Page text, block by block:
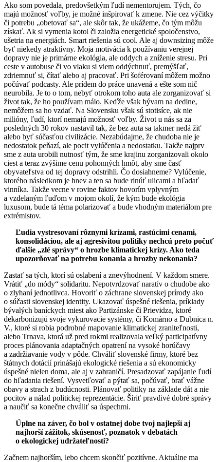
Ako som povedala, predovšetkým ľudí nementorujem. Tých, čo
majú možnosť voľby, je možné inšpirovať k zmene. Nie cez výčitky
či potrebu „obetovať sa“, ale skôr tak, že ukážeme, čo tým môžu
získať. Ak si vymenia kotol či založia energetické spoločenstvo,
ušetria na energiách. Smart riešenia sú cool. Ale aj downsizing môže
byť niekedy atraktívny. Moja motivácia k používaniu verejnej
dopravy nie je primárne ekológia, ale oddych a zníženie stresu. Pri
ceste v autobuse či vo vlaku si viem oddýchnuť, premýšľať,
zdriemnuť si, čítať alebo aj pracovať. Pri šoférovaní môžem možno
počúvať podcasty. Ale prídem do práce unavená a ešte som nič
neurobila. Je to o tom, nebyť otrokom toho auta ale zorganizovať si
život tak, že ho používam málo. Keďže však bývam na dedine,
nemôžem sa ho vzdať. Na Slovensku však sú stotisíce, ak nie
milióny, ľudí, ktorí nemajú možnosť voľby. Život u nás sa za
posledných 30 rokov nastavil tak, že bez auta sa takmer nedá žiť
alebo byť súčasťou civilizácie. Nezabúdajme, že chudoba nie je
nedostatok peňazí, ale pocit vylúčenia a nedostatku. Takže najprv
sme z auta urobili nutnosť tým, že sme krajinu zorganizovali okolo
ciest a teraz zvýšime cenu pohonných hmôt, aby sme časť
obyvateľstva od tej dopravy odstrihli. Čo dosiahneme? Vylúčenie,
ktorého následkom je hnev a ten sa bude rinúť ulicami a hľadať
vinníka. Takže vecne v rovine faktov hovorím vplyvným
a vzdelaným ľuďom v mojom okolí, že kým bude ekológia
luxusom, bude tá téma polarizovať a bude vhodným materiálom pre
extrémistov.
Ľudia vystresovaní rôznymi krízami, rastúcimi cenami,
konsolidáciou, ale aj agresivitou politiky nechcú preto počuť
ďalšie „zlé správy“ o hrozbe klimatickej krízy. Ako teda
upozorňovať na potrebu konania a hrozby nekonania?
Zastať sa tých, ktorí sú oslabení a znevýhodnení. V každom smere.
Vrátiť „do módy“ solidaritu. Nepotvrdzovať naratív o chudobe ako
o zlyhaní jednotlivca. Hovoriť o záchrane slovenskej prírody ako
o súčasti slovenskej identity. Ukazovať úspešné riešenia, príklady
bývalých baníckych miest ako Partizánske či Prievidza, ktoré
dekarbonizujú svoje vykurovacie systémy, či Komárno a Dubnica n.
V., ktoré si robia podrobné mapovanie klimatickej zraniteľnosti,
alebo Trnava, ktorá už pred rokmi realizovala veľký participatívny
proces plánovania adaptačných opatrení na vysoké horúčavy
a zadržiavanie vody v pôde. Chváliť slovenské firmy, ktoré bez
štátnych dotácií prinášajú ekologické riešenia a sú ekonomicky
úspešné nielen doma, ale aj v zahraničí. Presadzovať zapájanie ľudí
do hľadania riešení. Vysvetľovať a pýtať sa, počúvať, brať vážne
obavy a strach z budúcnosti. Plánovať politiky na základe dát a nie
pocitov a nálad politickej reprezentácie. Šíriť pravdivé dobré správy
a naučiť sa konečne chváliť sa úspechmi.
Úplne na záver, čo bol v ostatnej dobe tvoj najlepší aj
najhorší zážitok, skúsenosť, poznatok v debatách
o ekologickej udržateľnosti?
Začnem najhorším, lebo chcem skončiť pozitívne. Aktuálne ma